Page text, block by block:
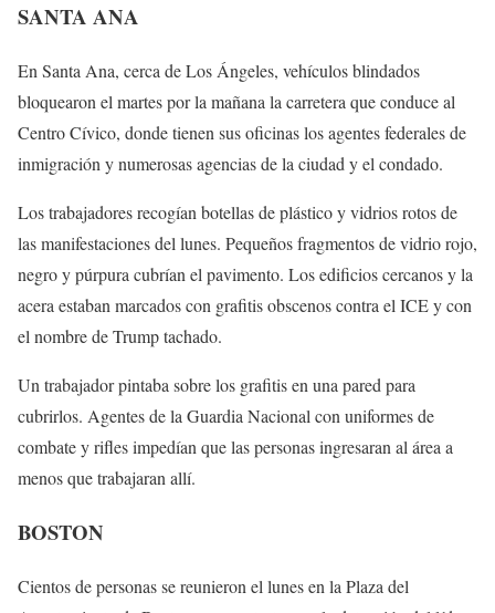
SANTA ANA
En Santa Ana, cerca de Los Ángeles, vehículos blindados
bloquearon el martes por la mañana la carretera que conduce al
Centro Cívico, donde tienen sus oficinas los agentes federales de
inmigración y numerosas agencias de la ciudad y el condado.
Los trabajadores recogían botellas de plástico y vidrios rotos de
las manifestaciones del lunes. Pequeños fragmentos de vidrio rojo,
negro y púrpura cubrían el pavimento. Los edificios cercanos y la
acera estaban marcados con grafitis obscenos contra el ICE y con
el nombre de Trump tachado.
Un trabajador pintaba sobre los grafitis en una pared para
cubrirlos. Agentes de la Guardia Nacional con uniformes de
combate y rifles impedían que las personas ingresaran al área a
menos que trabajaran allí.
BOSTON
Cientos de personas se reunieron el lunes en la Plaza del